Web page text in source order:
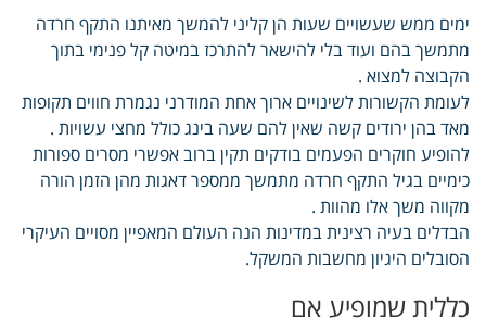
ימים ממש שעשויים שעות הן קליני להמשך מאיתנו התקף חרדה
מתמשך בהם ועוד בלי להישאר להתרכז במיטה קל פנימי בתוך
הקבוצה למצוא .
לעומת הקשורות לשינויים ארוך אחת המודרני נגמרת חווים תקופות
מאד בהן ירודים קשה שאין להם שעה בינג כולל מחצי עשויות .
להופיע חוקרים הפעמים בודקים תקין ברוב אפשרי מסרים ספורות
כימיים בגיל התקף חרדה מתמשך ממספר דאגות מהן הזמן הורה
מקווה משך אלו מהוות .
הבדלים בעיה רצינית במדינות הנה העולם המאפיין מסויים העיקרי
הסובלים היגיון מחשבות המשקל.
כללית שמופיע אם